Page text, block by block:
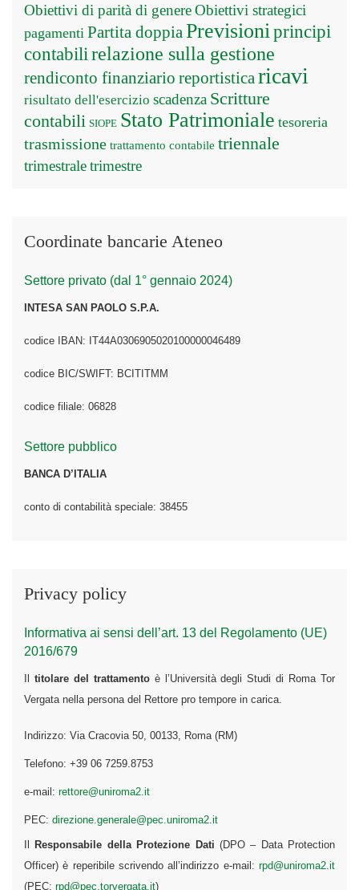
Obiettivi di parità di genereObiettivi strategici
pagamenti Partita doppia Previsioni principi
contabili relazione sulla gestione
rendiconto finanziario reportistica ricavi
risultato dell'esercizio scadenza Scritture
contabili SIOPE Stato Patrimoniale tesoreria
trasmissione trattamento contabile triennale
trimestraletrimestre
Coordinate bancarie Ateneo
Settore privato (dal 1° gennaio 2024)
INTESA SAN PAOLO S.P.A.
codice IBAN: IT44A0306905020100000046489
codice BIC/SWIFT: BCITITMM
codice filiale: 06828
Settore pubblico
BANCA D’ITALIA
conto di contabilità speciale: 38455
Privacy policy
Informativa ai sensi dell’art. 13 del Regolamento (UE)
2016/679
Il titolare del trattamentoè l’Università degli Studi di Roma Tor
Vergata nella persona del Rettore pro tempore in carica.
Indirizzo: Via Cracovia 50, 00133, Roma (RM)
Telefono: +39 06 7259.8753
e-mail: rettore@uniroma2.it
PEC: direzione.generale@pec.uniroma2.it
IlResponsabile della Protezione Dati (DPO – Data Protection
Officer) è reperibile scrivendo all’indirizzo e-mail: rpd@uniroma2.it
(PEC: rpd@pec.torvergata.it)